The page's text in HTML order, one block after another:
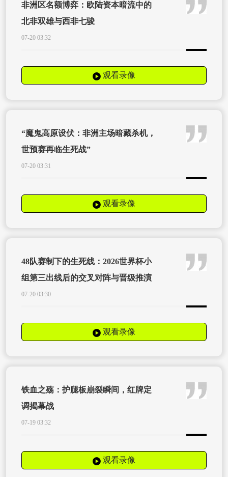
非洲区名额博弈：欧陆资本暗流中的
北非双雄与西非七骏
07-20 03:32
观看录像
“魔鬼高原设伏：非洲主场暗藏杀机，
世预赛再临生死战”
07-20 03:31
观看录像
48队赛制下的生死线：2026世界杯小
组第三出线后的交叉对阵与晋级推演
07-20 03:30
观看录像
铁血之殇：护腿板崩裂瞬间，红牌定
调揭幕战
07-19 03:32
观看录像